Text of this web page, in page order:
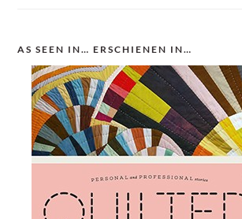
AS SEEN IN… ERSCHIENEN IN…